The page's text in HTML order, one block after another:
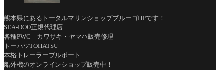
熊本県にあるトータルマリンショップブルーゴHPです！
SEA-DOO正規代理店
各種PWC カワサキ・ヤマハ販売修理
トーハツTOHATSU
本格トレーラーブルボート
船外機のオンラインショップ販売中！